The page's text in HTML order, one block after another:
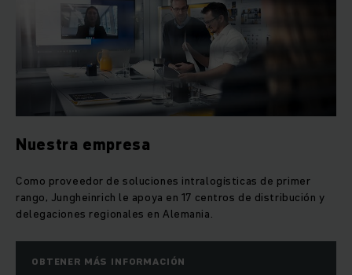
Nuestra empresa
Como proveedor de soluciones intralogísticas de primer
rango, Jungheinrich le apoya en 17 centros de distribución y
delegaciones regionales en Alemania.
OBTENER MÁS INFORMACIÓN